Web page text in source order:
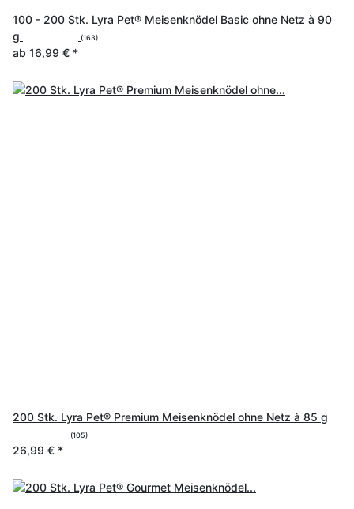
100 - 200 Stk. Lyra Pet® Meisenknödel Basic ohne Netz à 90
g
(163)
ab 16,99 € *
200 Stk. Lyra Pet® Premium Meisenknödel ohne Netz à 85 g
(105)
26,99 € *